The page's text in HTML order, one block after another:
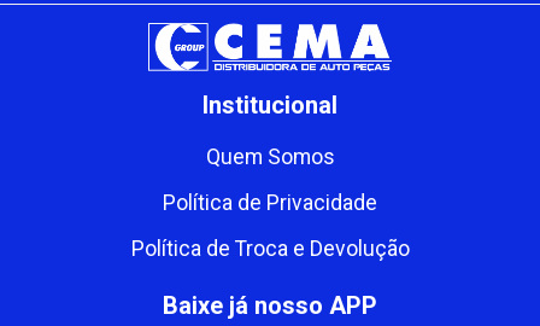
Institucional
Quem Somos
Política de Privacidade
Política de Troca e Devolução
Baixe já nosso APP